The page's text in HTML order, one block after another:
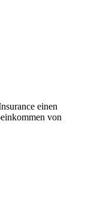
einen
von